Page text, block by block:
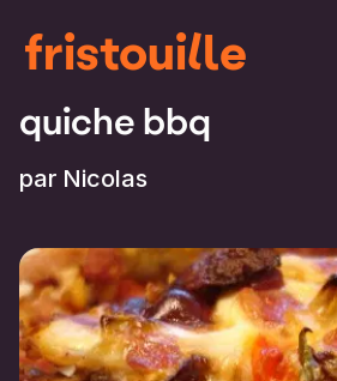
fristouille
quiche bbq
par Nicolas